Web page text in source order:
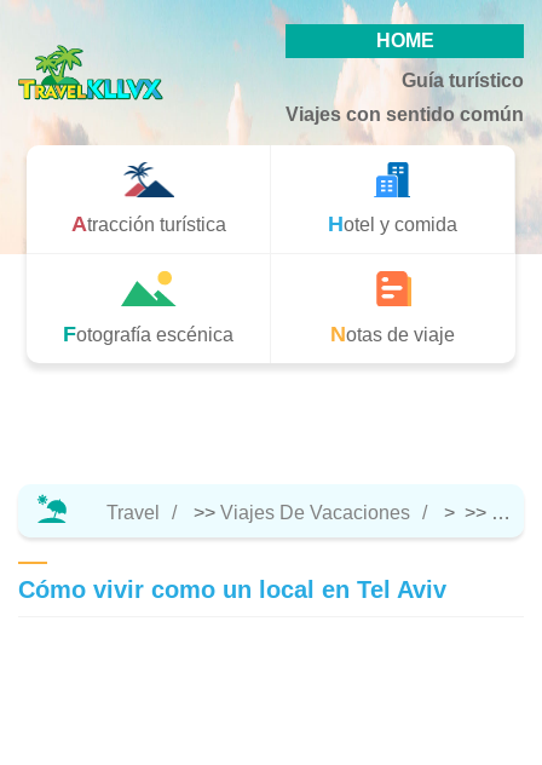
HOME
Guía turístico
Viajes con sentido común
Atracción turística Hotel y comida
Fotografía escénica Notas de viaje
Travel >> Viajes De Vacaciones > >>
Cómo vivir como un local en Tel Aviv